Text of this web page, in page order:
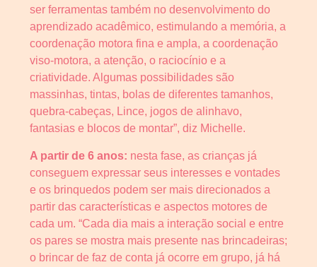
ser ferramentas também no desenvolvimento do
aprendizado acadêmico, estimulando a memória, a
coordenação motora fina e ampla, a coordenação
viso-motora, a atenção, o raciocínio e a
criatividade. Algumas possibilidades são
massinhas, tintas, bolas de diferentes tamanhos,
quebra-cabeças, Lince, jogos de alinhavo,
fantasias e blocos de montar”, diz Michelle.
A partir de 6 anos: nesta fase, as crianças já
conseguem expressar seus interesses e vontades
e os brinquedos podem ser mais direcionados a
partir das características e aspectos motores de
cada um. “Cada dia mais a interação social e entre
os pares se mostra mais presente nas brincadeiras;
o brincar de faz de conta já ocorre em grupo, já há